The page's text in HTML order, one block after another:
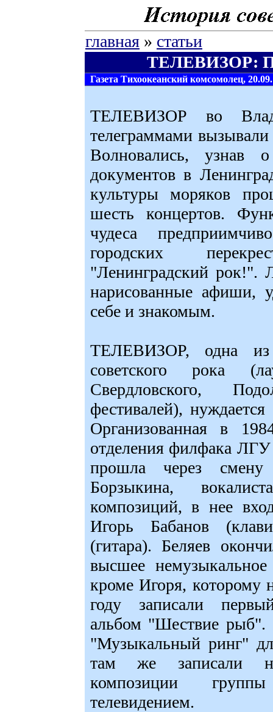
главная » статьи
ТЕЛЕВИЗОР:
Газета Тихоокеанский комсомолец,
ТЕЛЕВИЗОР во
телеграммами
Волновались, узнав
документов в
культуры моряков
шесть концертов.
чудеса
городских
"Ленинградский рок!".
нарисованные афиши,
себе и знакомым.
ТЕЛЕВИЗОР, одна из
советского рока
Свердловского,
фестивалей),
Организованная в
отделения филфака
прошла через
Борзыкина,
композиций, в нее
Игорь Бабанов
(гитара). Беляев
высшее
кроме Игоря, которому
году записали
альбом "Шествие рыб".
"Музыкальный ринг"
там же записали
композиции
телевидением.